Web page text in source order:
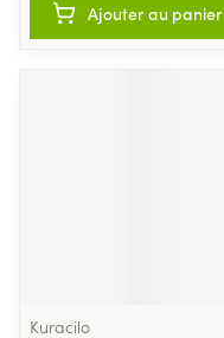
Ajouter au panier
Kuracilo